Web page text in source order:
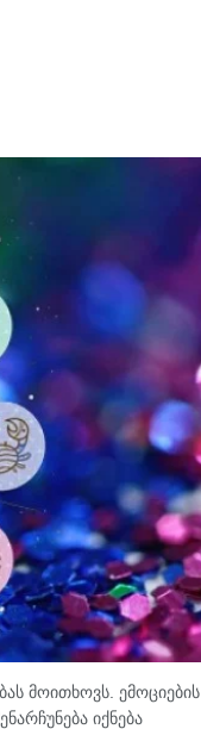
მოითხოვს. ემოციების
იქნება